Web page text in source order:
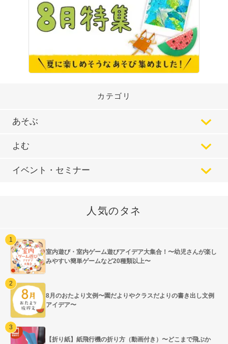
カテゴリ
あそぶ
よむ
イベント・セミナー
人気のタネ
室内遊び・室内ゲーム遊びアイデア大集合！〜幼児さんが楽し
みやすい簡単ゲームなど20種類以上〜
8月のおたより文例〜園だよりやクラスだよりの書き出し文例
アイデア〜
【折り紙】紙飛行機の折り方（動画付き）〜どこまで飛ぶか